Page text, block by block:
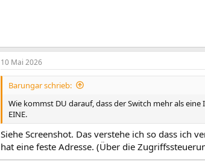
10 Mai 2026
Barungar schrieb:
Wie kommst DU darauf, dass der Switch mehr als
EINE.
Siehe Screenshot. Das verstehe ich so dass ich
hat eine feste Adresse. (Über die